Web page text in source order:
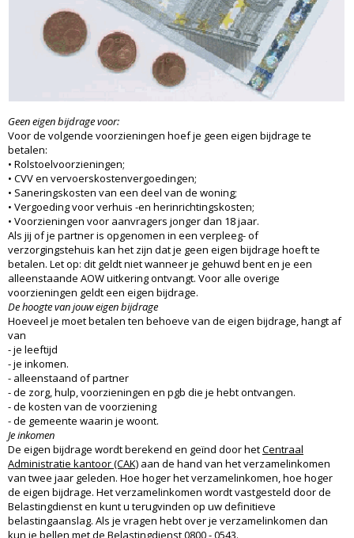
Geen eigen bijdrage voor:
Voor de volgende voorzieningen hoef je geen eigen bijdrage te
betalen:
• Rolstoelvoorzieningen;
• CVV en vervoerskostenvergoedingen;
• Saneringskosten van een deel van de woning;
• Vergoeding voor verhuis -en herinrichtingskosten;
• Voorzieningen voor aanvragers jonger dan 18 jaar.
Als jij of je partner is opgenomen in een verpleeg- of
verzorgingstehuis kan het zijn dat je geen eigen bijdrage hoeft te
betalen. Let op: dit geldt niet wanneer je gehuwd bent en je een
alleenstaande AOW uitkering ontvangt. Voor alle overige
voorzieningen geldt een eigen bijdrage.
De hoogte van jouw eigen bijdrage
Hoeveel je moet betalen ten behoeve van de eigen bijdrage, hangt af
van
- je leeftijd
- je inkomen.
- alleenstaand of partner
- de zorg, hulp, voorzieningen en pgb die je hebt ontvangen.
- de kosten van de voorziening
- de gemeente waarin je woont.
Je inkomen
De eigen bijdrage wordt berekend en geïnd door hetCentraal
Administratie kantoor (CAK) aan de hand van het verzamelinkomen
van twee jaar geleden. Hoe hoger het verzamelinkomen, hoe hoger
de eigen bijdrage. Het verzamelinkomen wordt vastgesteld door de
Belastingdienst en kunt u terugvinden op uw definitieve
belastingaanslag. Als je vragen hebt over je verzamelinkomen dan
kun je bellen met de Belastingdienst 0800 - 0543.